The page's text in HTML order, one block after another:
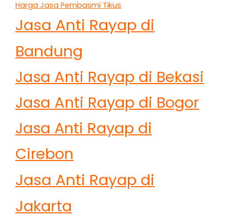
Harga Jasa Pembasmi Tikus
Jasa Anti Rayap di
Bandung
Jasa Anti Rayap di Bekasi
Jasa Anti Rayap di Bogor
Jasa Anti Rayap di
Cirebon
Jasa Anti Rayap di
Jakarta